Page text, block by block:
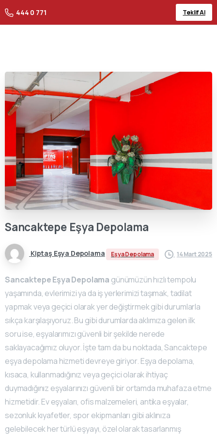
444 0 771 Teklif Al
Sancaktepe Eşya Depolama
Kiptaş Eşya Depolama Eşya Depolama 14 Mart 2025
Sancaktepe Eşya Depolama günümüzün hızlı tempolu
yaşamında, evlerimizi ya da iş yerlerimizi taşımak, tadilat
yapmak veya geçici olarak yer değiştirmek gibi durumlarla
sıkça karşılaşıyoruz. Bu gibi durumlarda aklımıza gelen ilk
soru ise, eşyalarımızı güvenli bir şekilde nerede
saklayacağımız oluyor. İşte tam da bu noktada, Sancaktepe
eşya depolama hizmeti devreye giriyor. Eşya depolama,
kısaca, kullanmadığınız veya geçici olarak ihtiyaç
duymadığınız eşyalarınızı güvenli bir ortamda muhafaza etme
hizmetidir. Ev eşyaları, ofis malzemeleri, antika eşyalar,
sezonluk kıyafetler, spor ekipmanları gibi aklınıza
gelebilecek her türlü eşyayı, özel olarak tasarlanmış